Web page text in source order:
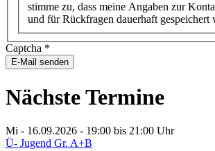
stimme zu, dass meine Angaben zur
und für Rückfragen dauerhaft gespeichert
Captcha *
E-Mail senden
Nächste Termine
Mi - 16.09.2026 - 19:00 bis 21:00 Uhr
Ü- Jugend Gr. A+B